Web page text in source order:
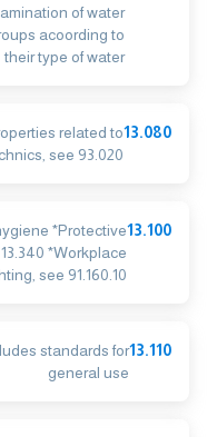
of water
acoording to
their type of water
13.080
related to
see 93.020
13.100
*Protective
*Workplace
see 91.160.10
13.110
standards for
general use